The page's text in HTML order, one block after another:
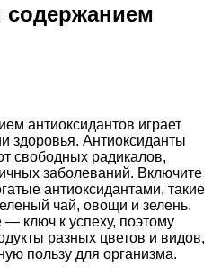
антиоксидантов играет
здоровья. Антиоксиданты
свободных радикалов,
заболеваний. Включите
антиоксидантами, такие
чай, овощи и зелень.
ключ к успеху, поэтому
разных цветов и видов,
пользу для организма.